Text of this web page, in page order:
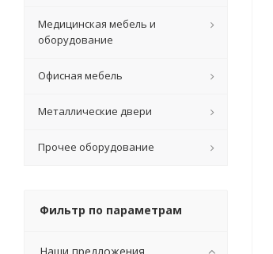
Медицинская мебель и
оборудование
Офисная мебель
Металлические двери
Прочее оборудование
Фильтр по параметрам